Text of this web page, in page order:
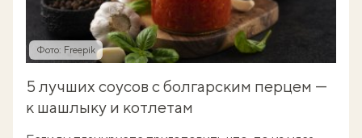
Фото: Freepik
5 лучших соусов с болгарским перцем —
к шашлыку и котлетам